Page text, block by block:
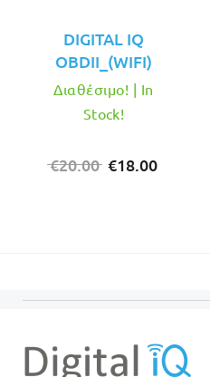
DIGITAL IQ
OBDII_(WIFI)
€20.00 Original
€18.00
Διαθέσιμο! | In
Stock!